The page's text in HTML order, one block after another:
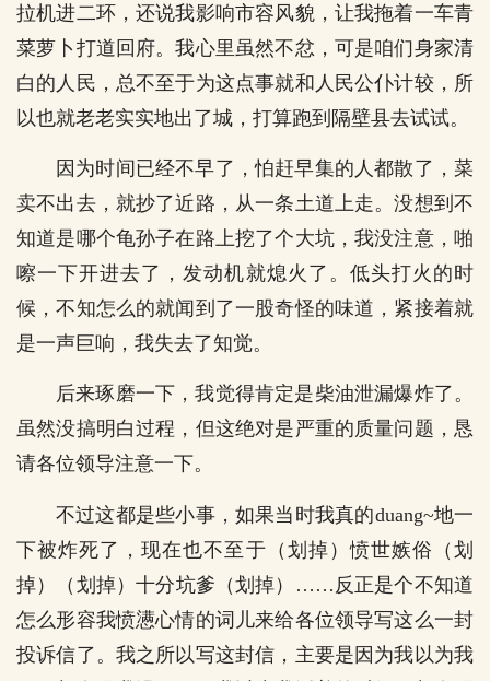
拉机进二环，还说我影响市容风貌，让我拖着一车青
菜萝卜打道回府。我心里虽然不忿，可是咱们身家清
白的人民，总不至于为这点事就和人民公仆计较，所
以也就老老实实地出了城，打算跑到隔壁县去试试。
因为时间已经不早了，怕赶早集的人都散了，菜
卖不出去，就抄了近路，从一条土道上走。没想到不
知道是哪个龟孙子在路上挖了个大坑，我没注意，啪
嚓一下开进去了，发动机就熄火了。低头打火的时
候，不知怎么的就闻到了一股奇怪的味道，紧接着就
是一声巨响，我失去了知觉。
后来琢磨一下，我觉得肯定是柴油泄漏爆炸了。
虽然没搞明白过程，但这绝对是严重的质量问题，恳
请各位领导注意一下。
不过这都是些小事，如果当时我真的duang~地一
下被炸死了，现在也不至于（划掉）愤世嫉俗（划
掉）（划掉）十分坑爹（划掉）……反正是个不知道
怎么形容我愤懑心情的词儿来给各位领导写这么一封
投诉信了。我之所以写这封信，主要是因为我以为我